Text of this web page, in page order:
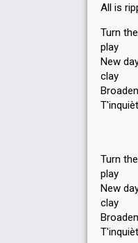
All is
Turn
play
New
clay
Turn
play
New
clay